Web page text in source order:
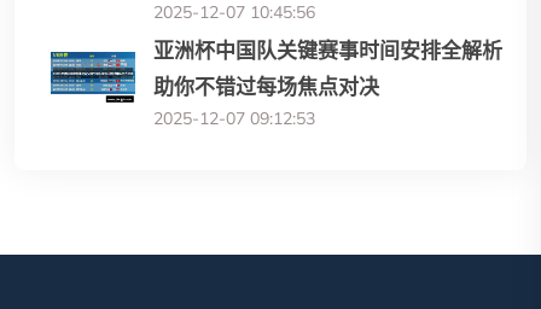
2025-12-07 10:45:56
亚洲杯中国队关键赛事时间安排全解析
助你不错过每场焦点对决
2025-12-07 09:12:53